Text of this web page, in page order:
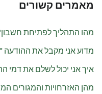
מאמרים קשורים
מהו התהליך לפתיחת
מדוע אני מקבל את ההודעה
איך אני יכול לשלם את דמי
מהן האזרחויות והמגורים